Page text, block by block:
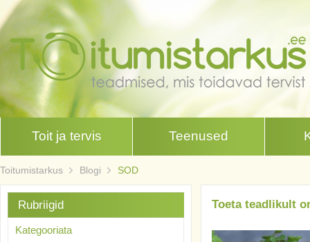
Toit ja tervis Teenused
Toitumistarkus Blogi SOD
Toeta teadlikult
Rubriigid
Kategooriata